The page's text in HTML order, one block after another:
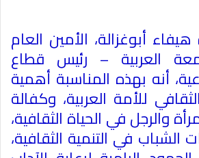
أبوغزالة، الأمين العام
العربية – رئيس قطاع
أنه بهذه المناسبة أهمية
للأمة العربية، وكفالة
والرجل في الحياة الثقافية،
في التنمية الثقافية،